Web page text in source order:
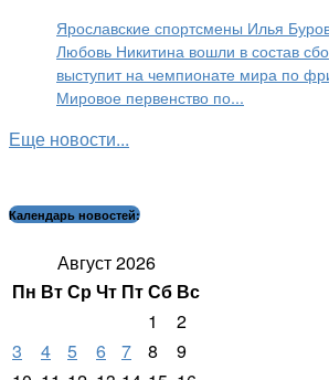
Ярославские спортсмены Илья
Любовь Никитина вошли в состав
выступит на чемпионате мира по
Мировое первенство по...
Еще новости...
Календарь новостей:
Август 2026
Пн ВтСрЧт ПтСб Вс
1
2
3
4 5 6 7 8
9